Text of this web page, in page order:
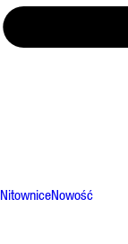
NitowniceNowość